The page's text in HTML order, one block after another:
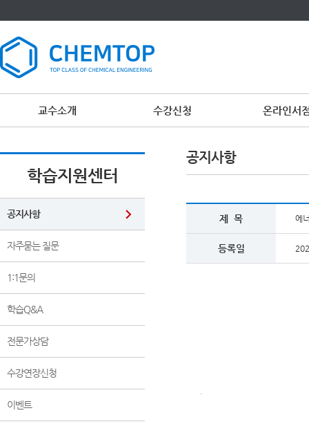
교수소개 수강신청 온라인서
학습지원센터
공지사항
자주묻는 질문
1:1문의
학습Q&A
전문가상담
수강연장신청
이벤트
공지사항
제 목 에
등록일